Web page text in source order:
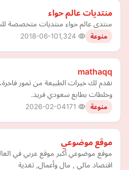
منتديات عالم حواء
منتدى عالم حواء منتديات متخصصة
منوعة 2018-06-10
mathaqq
نقدم لك خيرات الطبيعة من تمور
وخلطات بطابع سعودي فريد.
منوعة 2026-02-04
موقع موضوعي
موقع موضوعي أكبر موقع عربي في
اقتصاد مالي , مال وأعمال, تغذية